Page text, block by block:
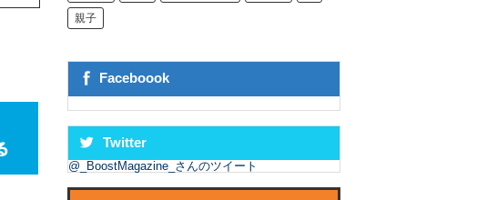
親子
Faceboook
Twitter
@_BoostMagazine_さんのツイート